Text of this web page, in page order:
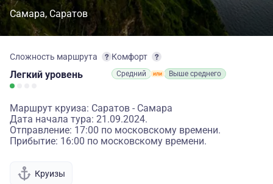
Самара Саратов
Сложность маршрута
Легкий уровень
Комфорт
Средний Выше среднего
Маршрут круиза: Саратов - Самара
Дата начала тура: 21.09.2024.
Отправление: 17:00 по московскому времени.
Прибытие: 16:00 по московскому времени.
Круизы